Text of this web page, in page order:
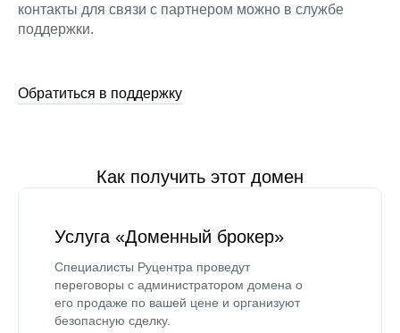
контакты для связи с партнером можно в службе
поддержки.
Обратиться в поддержку
Как получить этот домен
Услуга «Доменный брокер»
Специалисты Руцентра проведут
переговоры с администратором домена о
его продаже по вашей цене и организуют
безопасную сделку.